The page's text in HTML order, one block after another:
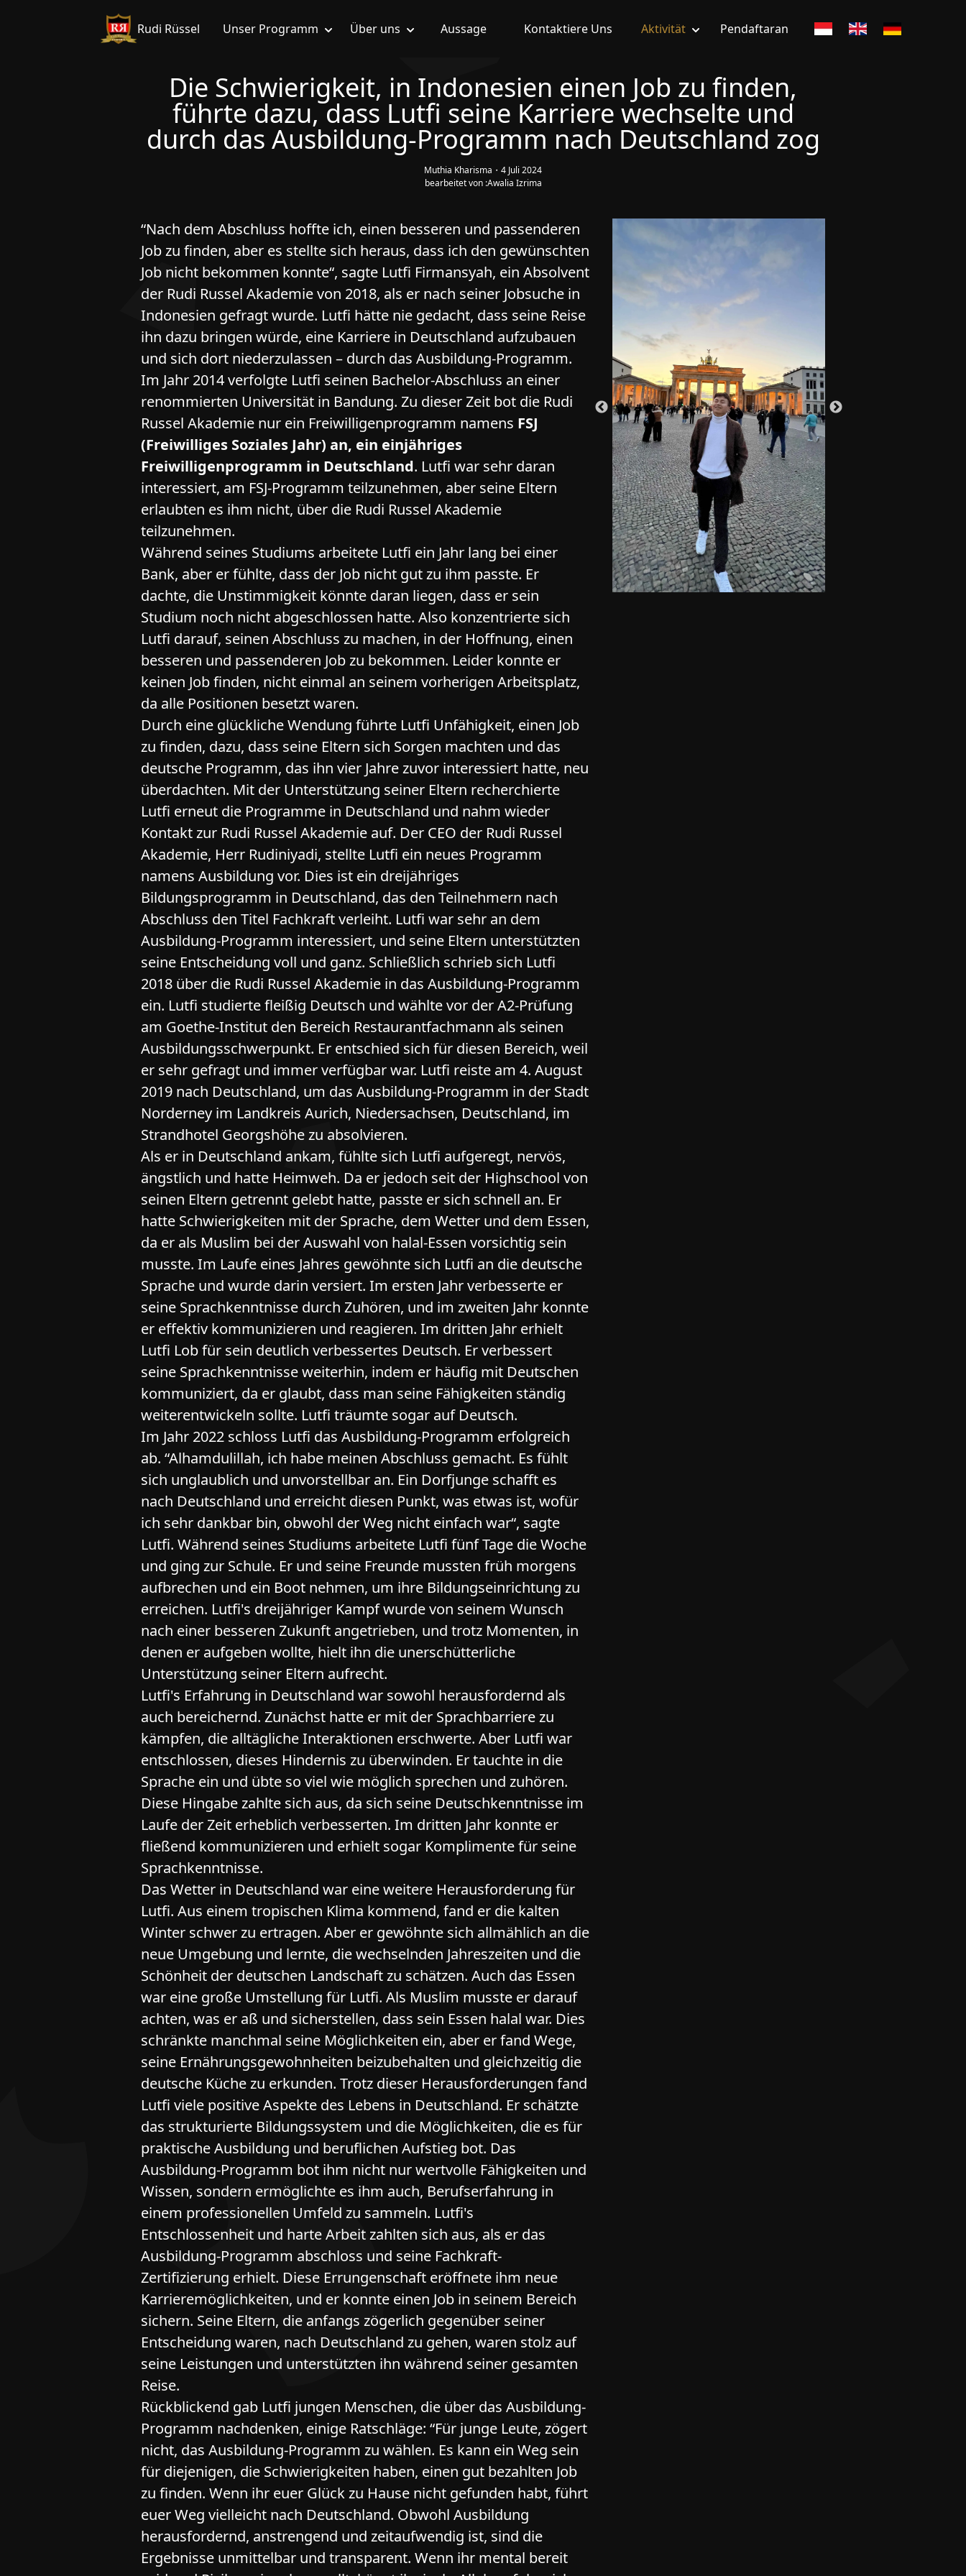
Rudi Rüssel Unser Programm Über uns Aussage Kontaktiere Uns Aktivität Pendaftaran
Die Schwierigkeit, in Indonesien einen Job zu finden,
führte dazu, dass Lutfi seine Karriere wechselte und
durch das Ausbildung-Programm nach Deutschland zog
Muthia Kharisma ・ 4 Juli 2024
bearbeitet von :Awalia Izrima
“Nach dem Abschluss hoffte ich, einen besseren und passenderen
Job zu finden, aber es stellte sich heraus, dass ich den gewünschten
Job nicht bekommen konnte“, sagte Lutfi Firmansyah, ein Absolvent
der Rudi Russel Akademie von 2018, als er nach seiner Jobsuche in
Indonesien gefragt wurde. Lutfi hätte nie gedacht, dass seine Reise
ihn dazu bringen würde, eine Karriere in Deutschland aufzubauen
und sich dort niederzulassen – durch das Ausbildung-Programm.
Im Jahr 2014 verfolgte Lutfi seinen Bachelor-Abschluss an einer
renommierten Universität in Bandung. Zu dieser Zeit bot die Rudi
Russel Akademie nur ein Freiwilligenprogramm namens FSJ
(Freiwilliges Soziales Jahr) an, ein einjähriges
Freiwilligenprogramm in Deutschland. Lutfi war sehr daran
interessiert, am FSJ-Programm teilzunehmen, aber seine Eltern
erlaubten es ihm nicht, über die Rudi Russel Akademie
teilzunehmen.
Während seines Studiums arbeitete Lutfi ein Jahr lang bei einer
Bank, aber er fühlte, dass der Job nicht gut zu ihm passte. Er
dachte, die Unstimmigkeit könnte daran liegen, dass er sein
Studium noch nicht abgeschlossen hatte. Also konzentrierte sich
Lutfi darauf, seinen Abschluss zu machen, in der Hoffnung, einen
besseren und passenderen Job zu bekommen. Leider konnte er
keinen Job finden, nicht einmal an seinem vorherigen Arbeitsplatz,
da alle Positionen besetzt waren.
Durch eine glückliche Wendung führte Lutfi Unfähigkeit, einen Job
zu finden, dazu, dass seine Eltern sich Sorgen machten und das
deutsche Programm, das ihn vier Jahre zuvor interessiert hatte, neu
überdachten. Mit der Unterstützung seiner Eltern recherchierte
Lutfi erneut die Programme in Deutschland und nahm wieder
Kontakt zur Rudi Russel Akademie auf. Der CEO der Rudi Russel
Akademie, Herr Rudiniyadi, stellte Lutfi ein neues Programm
namens Ausbildung vor. Dies ist ein dreijähriges
Bildungsprogramm in Deutschland, das den Teilnehmern nach
Abschluss den Titel Fachkraft verleiht. Lutfi war sehr an dem
Ausbildung-Programm interessiert, und seine Eltern unterstützten
seine Entscheidung voll und ganz. Schließlich schrieb sich Lutfi
2018 über die Rudi Russel Akademie in das Ausbildung-Programm
ein. Lutfi studierte fleißig Deutsch und wählte vor der A2-Prüfung
am Goethe-Institut den Bereich Restaurantfachmann als seinen
Ausbildungsschwerpunkt. Er entschied sich für diesen Bereich, weil
er sehr gefragt und immer verfügbar war. Lutfi reiste am 4. August
2019 nach Deutschland, um das Ausbildung-Programm in der Stadt
Norderney im Landkreis Aurich, Niedersachsen, Deutschland, im
Strandhotel Georgshöhe zu absolvieren.
Als er in Deutschland ankam, fühlte sich Lutfi aufgeregt, nervös,
ängstlich und hatte Heimweh. Da er jedoch seit der Highschool von
seinen Eltern getrennt gelebt hatte, passte er sich schnell an. Er
hatte Schwierigkeiten mit der Sprache, dem Wetter und dem Essen,
da er als Muslim bei der Auswahl von halal-Essen vorsichtig sein
musste. Im Laufe eines Jahres gewöhnte sich Lutfi an die deutsche
Sprache und wurde darin versiert. Im ersten Jahr verbesserte er
seine Sprachkenntnisse durch Zuhören, und im zweiten Jahr konnte
er effektiv kommunizieren und reagieren. Im dritten Jahr erhielt
Lutfi Lob für sein deutlich verbessertes Deutsch. Er verbessert
seine Sprachkenntnisse weiterhin, indem er häufig mit Deutschen
kommuniziert, da er glaubt, dass man seine Fähigkeiten ständig
weiterentwickeln sollte. Lutfi träumte sogar auf Deutsch.
Im Jahr 2022 schloss Lutfi das Ausbildung-Programm erfolgreich
ab. “Alhamdulillah, ich habe meinen Abschluss gemacht. Es fühlt
sich unglaublich und unvorstellbar an. Ein Dorfjunge schafft es
nach Deutschland und erreicht diesen Punkt, was etwas ist, wofür
ich sehr dankbar bin, obwohl der Weg nicht einfach war“, sagte
Lutfi. Während seines Studiums arbeitete Lutfi fünf Tage die Woche
und ging zur Schule. Er und seine Freunde mussten früh morgens
aufbrechen und ein Boot nehmen, um ihre Bildungseinrichtung zu
erreichen. Lutfi's dreijähriger Kampf wurde von seinem Wunsch
nach einer besseren Zukunft angetrieben, und trotz Momenten, in
denen er aufgeben wollte, hielt ihn die unerschütterliche
Unterstützung seiner Eltern aufrecht.
Lutfi's Erfahrung in Deutschland war sowohl herausfordernd als
auch bereichernd. Zunächst hatte er mit der Sprachbarriere zu
kämpfen, die alltägliche Interaktionen erschwerte. Aber Lutfi war
entschlossen, dieses Hindernis zu überwinden. Er tauchte in die
Sprache ein und übte so viel wie möglich sprechen und zuhören.
Diese Hingabe zahlte sich aus, da sich seine Deutschkenntnisse im
Laufe der Zeit erheblich verbesserten. Im dritten Jahr konnte er
fließend kommunizieren und erhielt sogar Komplimente für seine
Sprachkenntnisse.
Das Wetter in Deutschland war eine weitere Herausforderung für
Lutfi. Aus einem tropischen Klima kommend, fand er die kalten
Winter schwer zu ertragen. Aber er gewöhnte sich allmählich an die
neue Umgebung und lernte, die wechselnden Jahreszeiten und die
Schönheit der deutschen Landschaft zu schätzen. Auch das Essen
war eine große Umstellung für Lutfi. Als Muslim musste er darauf
achten, was er aß und sicherstellen, dass sein Essen halal war. Dies
schränkte manchmal seine Möglichkeiten ein, aber er fand Wege,
seine Ernährungsgewohnheiten beizubehalten und gleichzeitig die
deutsche Küche zu erkunden. Trotz dieser Herausforderungen fand
Lutfi viele positive Aspekte des Lebens in Deutschland. Er schätzte
das strukturierte Bildungssystem und die Möglichkeiten, die es für
praktische Ausbildung und beruflichen Aufstieg bot. Das
Ausbildung-Programm bot ihm nicht nur wertvolle Fähigkeiten und
Wissen, sondern ermöglichte es ihm auch, Berufserfahrung in
einem professionellen Umfeld zu sammeln. Lutfi's
Entschlossenheit und harte Arbeit zahlten sich aus, als er das
Ausbildung-Programm abschloss und seine Fachkraft-
Zertifizierung erhielt. Diese Errungenschaft eröffnete ihm neue
Karrieremöglichkeiten, und er konnte einen Job in seinem Bereich
sichern. Seine Eltern, die anfangs zögerlich gegenüber seiner
Entscheidung waren, nach Deutschland zu gehen, waren stolz auf
seine Leistungen und unterstützten ihn während seiner gesamten
Reise.
Rückblickend gab Lutfi jungen Menschen, die über das Ausbildung-
Programm nachdenken, einige Ratschläge: “Für junge Leute, zögert
nicht, das Ausbildung-Programm zu wählen. Es kann ein Weg sein
für diejenigen, die Schwierigkeiten haben, einen gut bezahlten Job
zu finden. Wenn ihr euer Glück zu Hause nicht gefunden habt, führt
euer Weg vielleicht nach Deutschland. Obwohl Ausbildung
herausfordernd, anstrengend und zeitaufwendig ist, sind die
Ergebnisse unmittelbar und transparent. Wenn ihr mental bereit